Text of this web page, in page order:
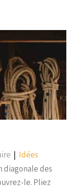
| Idées
diagonale des
le. Pliez